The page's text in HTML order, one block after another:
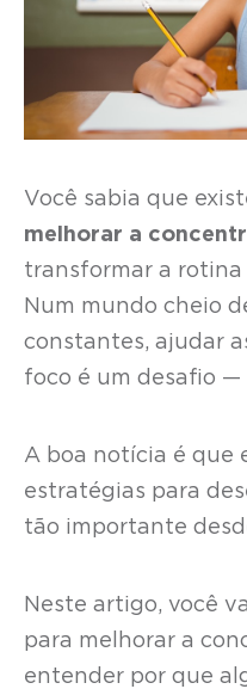
Você sabia que
melhorar a
transformar a
Num mundo cheio
constantes, ajudar
foco é um desafio —
A boa notícia é que
estratégias para
tão importante
Neste artigo, você
para melhorar a
entender por que